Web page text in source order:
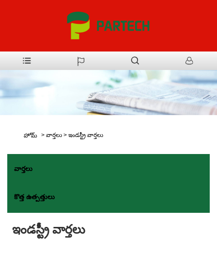
హోమ్ > వార్తలు > ఇండస్ట్రీ వార్తలు
వార్తలు
కొత్త ఉత్పత్తులు
ఇండస్ట్రీ వార్తలు